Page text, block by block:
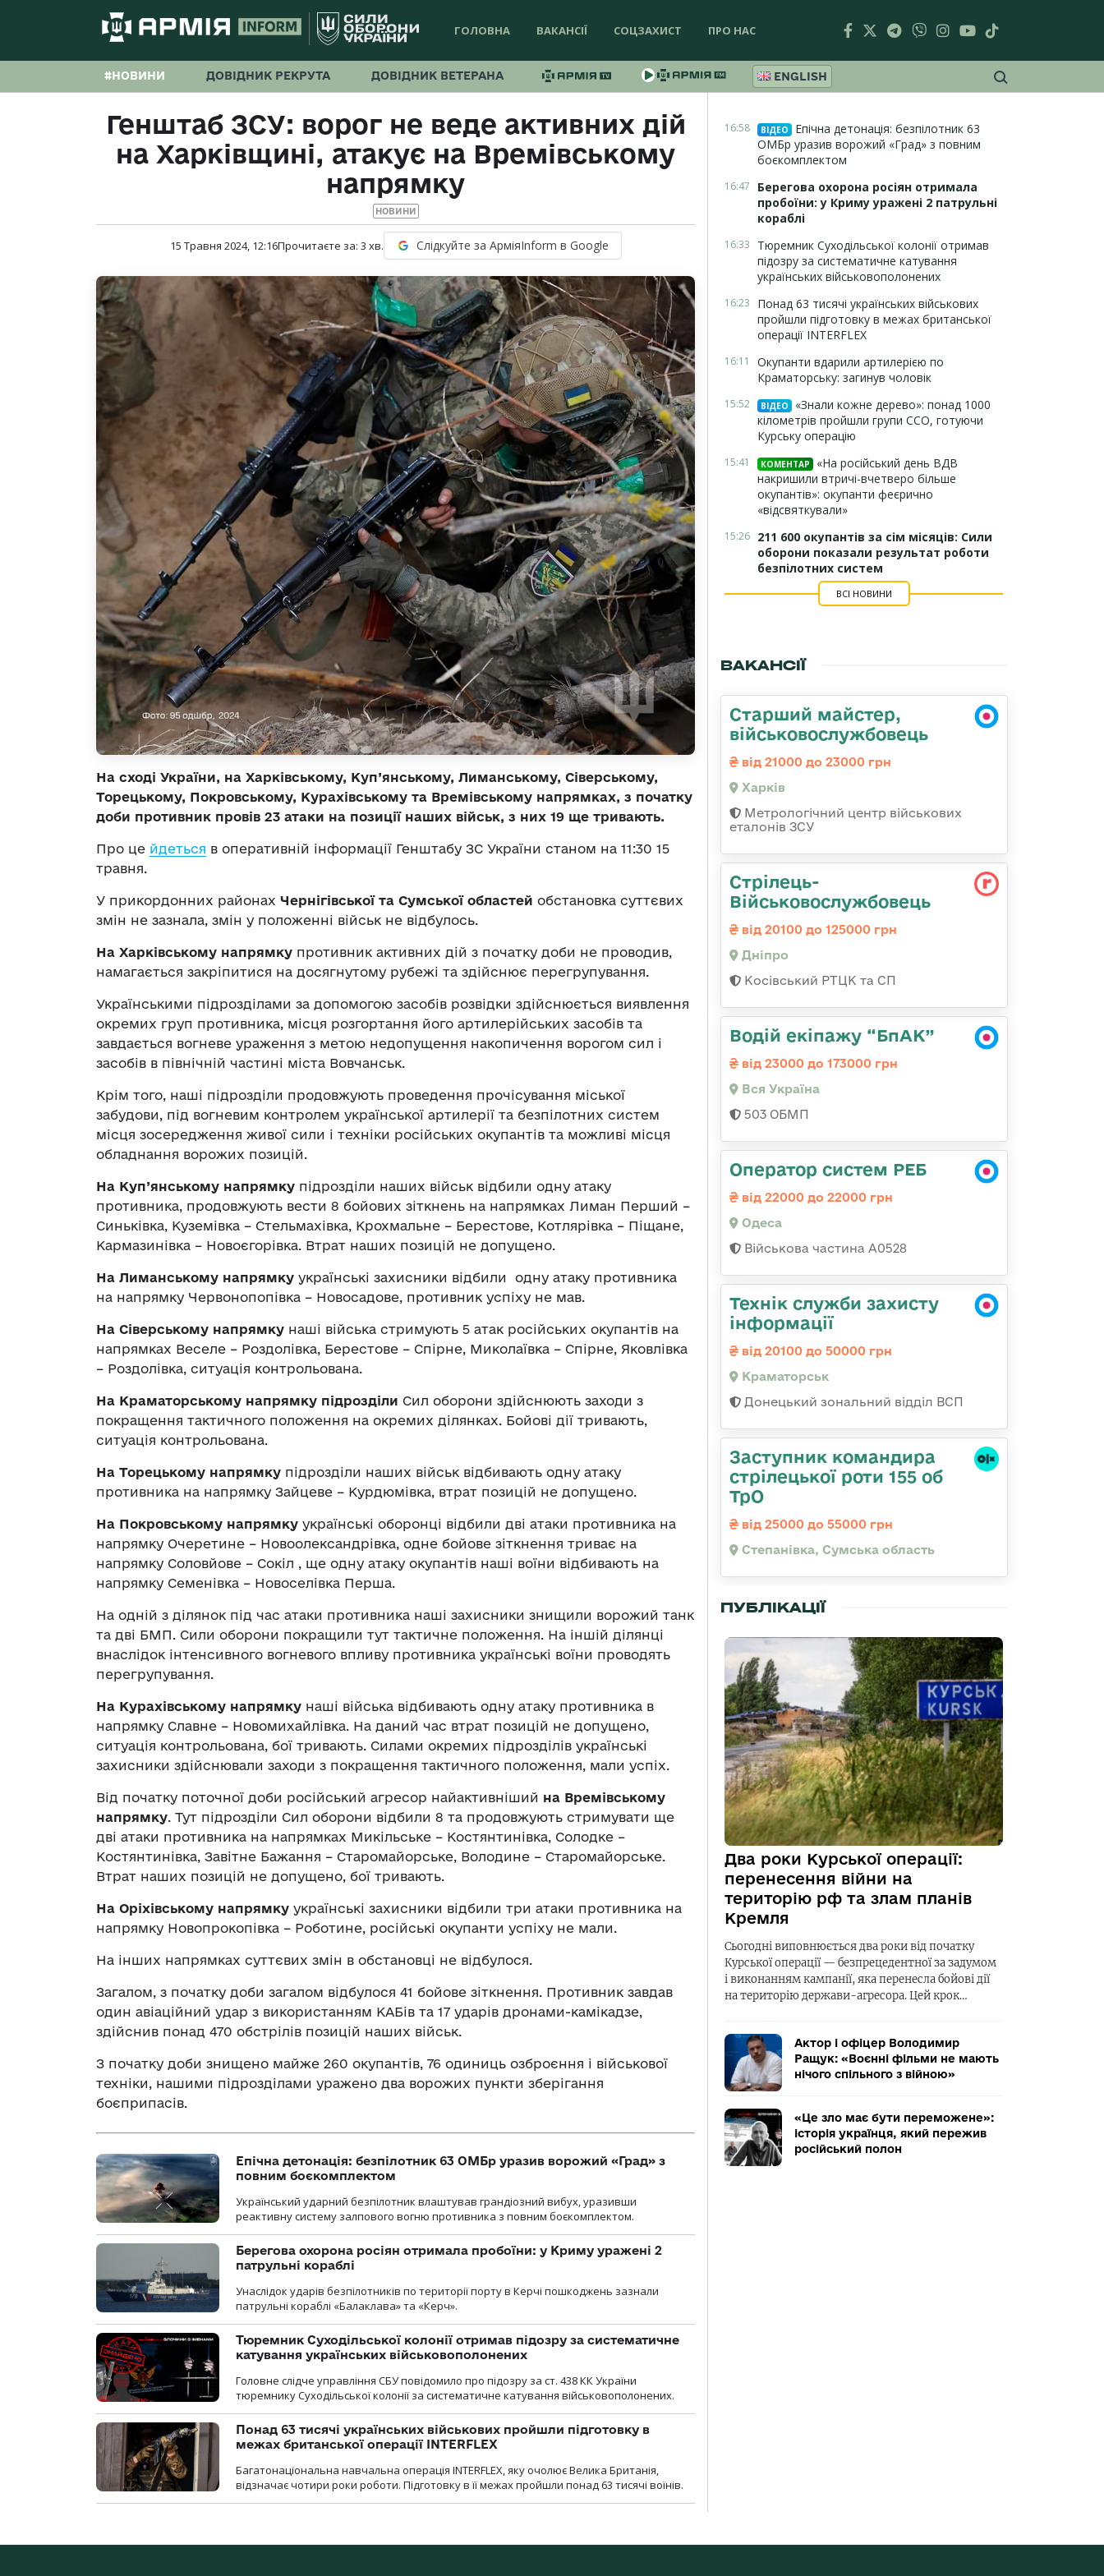
ГОЛОВНА ВАКАНСІЇ СОЦЗАХИСТ ПРО НАС
#НОВИНИ ДОВІДНИК РЕКРУТА ДОВІДНИК ВЕТЕРАНА ENGLISH
Генштаб ЗСУ: ворог не веде активних дій
на Харківщині, атакує на Времівському
напрямку
НОВИНИ
15 Травня 2024, 12:16Прочитаєте за: 3 хв. Слідкуйте за АрміяInform в Google
На сході України, на Харківському, Куп’янському, Лиманському, Сіверському,
Торецькому, Покровському, Курахівському та Времівському напрямках, з початку
доби противник провів 23 атаки на позиції наших військ, з них 19 ще тривають.
Про це йдеться в оперативній інформації Генштабу ЗС України станом на 11:30 15
травня.
У прикордонних районах Чернігівської та Сумської областей обстановка суттєвих
змін не зазнала, змін у положенні військ не відбулось.
На Харківському напрямку противник активних дій з початку доби не проводив,
намагається закріпитися на досягнутому рубежі та здійснює перегрупування.
Українськими підрозділами за допомогою засобів розвідки здійснюється виявлення
окремих груп противника, місця розгортання його артилерійських засобів та
завдається вогневе ураження з метою недопущення накопичення ворогом сил і
засобів в північній частині міста Вовчанськ.
Крім того, наші підрозділи продовжують проведення прочісування міської
забудови, під вогневим контролем української артилерії та безпілотних систем
місця зосередження живої сили і техніки російських окупантів та можливі місця
обладнання ворожих позицій.
На Куп’янському напрямку підрозділи наших військ відбили одну атаку
противника, продовжують вести 8 бойових зіткнень на напрямках Лиман Перший –
Синьківка, Куземівка – Стельмахівка, Крохмальне – Берестове, Котлярівка – Піщане,
Кармазинівка – Новоєгорівка. Втрат наших позицій не допущено.
На Лиманському напрямку українські захисники відбили одну атаку противника
на напрямку Червонопопівка – Новосадове, противник успіху не мав.
На Сіверському напрямку наші війська стримують 5 атак російських окупантів на
напрямках Веселе – Роздолівка, Берестове – Спірне, Миколаївка – Спірне, Яковлівка
– Роздолівка, ситуація контрольована.
На Краматорському напрямку підрозділи Сил оборони здійснюють заходи з
покращення тактичного положення на окремих ділянках. Бойові дії тривають,
ситуація контрольована.
На Торецькому напрямку підрозділи наших військ відбивають одну атаку
противника на напрямку Зайцеве – Курдюмівка, втрат позицій не допущено.
На Покровському напрямку українські оборонці відбили дві атаки противника на
напрямку Очеретине – Новоолександрівка, одне бойове зіткнення триває на
напрямку Соловйове – Сокіл , ще одну атаку окупантів наші воїни відбивають на
напрямку Семенівка – Новоселівка Перша.
На одній з ділянок під час атаки противника наші захисники знищили ворожий танк
та дві БМП. Сили оборони покращили тут тактичне положення. На іншій ділянці
внаслідок інтенсивного вогневого впливу противника українські воїни проводять
перегрупування.
На Курахівському напрямку наші війська відбивають одну атаку противника в
напрямку Славне – Новомихайлівка. На даний час втрат позицій не допущено,
ситуація контрольована, бої тривають. Силами окремих підрозділів українські
захисники здійснювали заходи з покращення тактичного положення, мали успіх.
Від початку поточної доби російський агресор найактивніший на Времівському
напрямку. Тут підрозділи Сил оборони відбили 8 та продовжують стримувати ще
дві атаки противника на напрямках Микільське – Костянтинівка, Солодке –
Костянтинівка, Завітне Бажання – Старомайорське, Володине – Старомайорське.
Втрат наших позицій не допущено, бої тривають.
На Оріхівському напрямку українські захисники відбили три атаки противника на
напрямку Новопрокопівка – Роботине, російські окупанти успіху не мали.
На інших напрямках суттєвих змін в обстановці не відбулося.
Загалом, з початку доби загалом відбулося 41 бойове зіткнення. Противник завдав
один авіаційний удар з використанням КАБів та 17 ударів дронами-камікадзе,
здійснив понад 470 обстрілів позицій наших військ.
З початку доби знищено майже 260 окупантів, 76 одиниць озброєння і військової
техніки, нашими підрозділами уражено два ворожих пункти зберігання
боєприпасів.
Епічна детонація: безпілотник 63 ОМБр уразив ворожий «Град» з
повним боєкомплектом
Український ударний безпілотник влаштував грандіозний вибух, уразивши
реактивну систему залпового вогню противника з повним боєкомплектом.
Берегова охорона росіян отримала пробоїни: у Криму уражені 2
патрульні кораблі
Унаслідок ударів безпілотників по території порту в Керчі пошкоджень зазнали
патрульні кораблі «Балаклава» та «Керч».
Тюремник Суходільської колонії отримав підозру за систематичне
катування українських військовополонених
Головне слідче управління СБУ повідомило про підозру за ст. 438 КК України
тюремнику Суходільської колонії за систематичне катування військовополонених.
Понад 63 тисячі українських військових пройшли підготовку в
межах британської операції INTERFLEX
Багатонаціональна навчальна операція INTERFLEX, яку очолює Велика Британія,
відзначає чотири роки роботи. Підготовку в її межах пройшли понад 63 тисячі воїнів.
16:58 ВІДЕО
Епічна детонація: безпілотник 63
ОМБр уразив ворожий «Град» з повним
боєкомплектом
16:47
Берегова охорона росіян отримала
пробоїни: у Криму уражені 2 патрульні
кораблі
16:33
Тюремник Суходільської колонії отримав
підозру за систематичне катування
українських військовополонених
16:23
Понад 63 тисячі українських військових
пройшли підготовку в межах британської
операції INTERFLEX
16:11
Окупанти вдарили артилерією по
Краматорську: загинув чоловік
15:52 ВІДЕО
«Знали кожне дерево»: понад 1000
кілометрів пройшли групи ССО, готуючи
Курську операцію
15:41 КОМЕНТАР
«На російський день ВДВ
накришили втричі-вчетверо більше
окупантів»: окупанти феєрично
«відсвяткували»
15:26 211 600 окупантів за сім місяців: Сили
оборони показали результат роботи
безпілотних систем
ВСІ НОВИНИ
ВАКАНСІЇ
Старший майстер,
військовослужбовець
від 21000 до 23000 грн
Харків
Метрологічний центр військових
еталонів ЗСУ
Стрілець-
Військовослужбовець
від 20100 до 125000 грн
Дніпро
Косівський РТЦК та СП
Водій екіпажу “БпАК”
від 23000 до 173000 грн
Вся Україна
503 ОБМП
Оператор систем РЕБ
від 22000 до 22000 грн
Одеса
Військова частина А0528
Технік служби захисту
інформації
від 20100 до 50000 грн
Краматорськ
Донецький зональний відділ ВСП
Заступник командира
стрілецької роти 155 об
ТрО
від 25000 до 55000 грн
Степанівка, Сумська область
ПУБЛІКАЦІЇ
Два роки Курської операції:
перенесення війни на
територію рф та злам планів
Кремля
Сьогодні виповнюється два роки від початку
Курської операції — безпрецедентної за задумом
і виконанням кампанії, яка перенесла бойові дії
на територію держави-агресора. Цей крок…
Актор і офіцер Володимир
Ращук: «Воєнні фільми не мають
нічого спільного з війною»
«Це зло має бути переможене»:
історія українця, який пережив
російський полон